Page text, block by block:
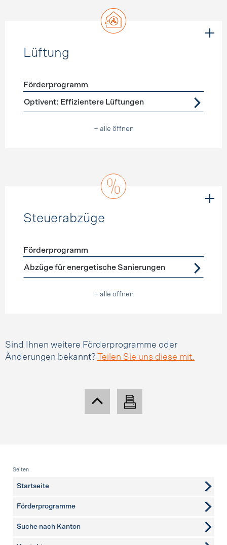
Lüftung
Förderprogramme Lüftung
Förderprogramm
Optivent: Effizientere Lüftungen
+ alle öffnen
Steuerabzüge
Förderprogramme Steuerabzüge
Förderprogramm
Abzüge für energetische Sanierungen
+ alle öffnen
Sind Ihnen weitere Förderprogramme oder
Änderungen bekannt?
Teilen Sie uns diese mit.
Fusszeile
Seiten
Startseite
Förderprogramme
Suche nach Kanton